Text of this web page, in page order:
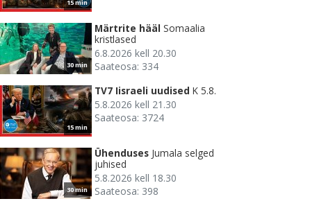
15 min
30 min
Märtrite hääl Somaalia
kristlased
6.8.2026 kell 20.30
Saateosa: 334
15 min
TV7 Iisraeli uudised K 5.8.
5.8.2026 kell 21.30
Saateosa: 3724
30 min
Ühenduses Jumala selged
juhised
5.8.2026 kell 18.30
Saateosa: 398